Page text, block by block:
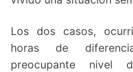
Los dos casos,
horas de
preocupante nivel